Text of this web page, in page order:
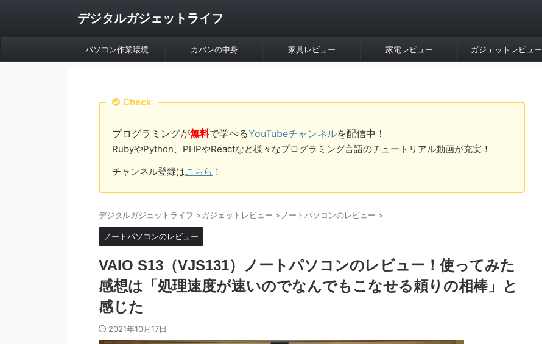
デジタルガジェットライフ
パソコン作業環境 カバンの中身 家具レビュー 家電レビュー ガジェットレビュー
Check
プログラミングが無料で学べるYouTubeチャンネルを配信中！
RubyやPython、PHPやReactなど様々なプログラミング言語のチュートリアル動画が充実！
チャンネル登録はこちら ！
デジタルガジェットライフ >ガジェットレビュー > ノートパソコンのレビュー >
ノートパソコンのレビュー
VAIO S13（VJS131）ノートパソコンのレビュー！使ってみた
感想は「処理速度が速いのでなんでもこなせる頼りの相棒」と
感じた
2021年10月17日